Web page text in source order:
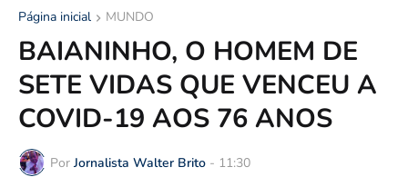
Página inicial MUNDO
BAIANINHO, O HOMEM DE
SETE VIDAS QUE VENCEU A
COVID-19 AOS 76 ANOS
Por Jornalista Walter Brito - 11:30